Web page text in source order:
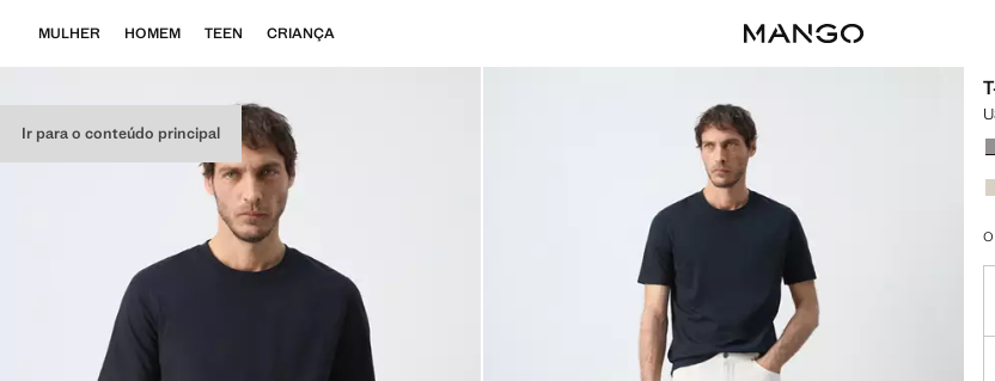
Ir para o conteúdo principal
MULHER HOMEM TEEN CRIANÇA